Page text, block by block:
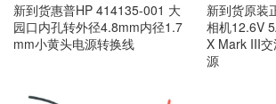
新到货惠普HP 414135-001 大
园口内孔转外径4.8mm内径1.7
mm小黄头电源转换线
新到货原装
相机12.6V
X Mark III
源